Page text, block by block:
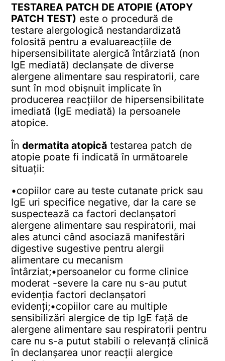
TESTAREA PATCH DE ATOPIE (ATOPY
PATCH TEST) este o procedură de
testare alergologică nestandardizată
folosită pentru a evaluareacțiile de
hipersensibilitate alergică întârziată (non
IgE mediată) declanșate de diverse
alergene alimentare sau respiratorii, care
sunt în mod obișnuit implicate în
producerea reacțiilor de hipersensibilitate
imediată (IgE mediată) la persoanele
atopice.
În dermatita atopicătestarea patch de
atopie poate fi indicată în următoarele
situații:
•copiilor care au teste cutanate prick sau
IgE uri specifice negative, dar la care se
suspectează ca factori declanșatori
alergene alimentare sau respiratorii, mai
ales atunci când asociază manifestări
digestive sugestive pentru alergii
alimentare cu mecanism
întârziat;•persoanelor cu forme clinice
moderat -severe la care nu s-au putut
evidenția factori declanșatori
evidenți;•copiilor care au multiple
sensibilizări alergice de tip IgE față de
alergene alimentare sau respiratorii pentru
care nu s-a putut stabili o relevanță clinică
în declanșarea unor reacții alergice